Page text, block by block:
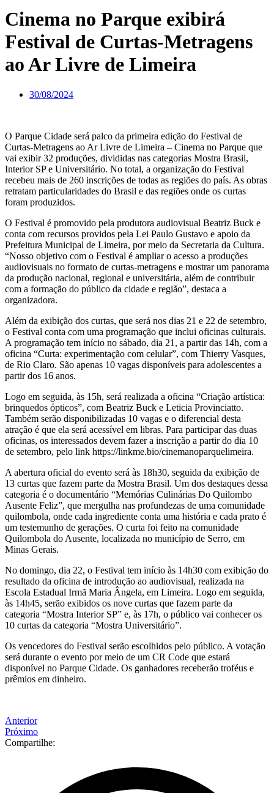
Cinema no Parque exibirá
Festival de Curtas-Metragens
ao Ar Livre de Limeira
30/08/2024
O Parque Cidade será palco da primeira edição do Festival de
Curtas-Metragens ao Ar Livre de Limeira – Cinema no Parque que
vai exibir 32 produções, divididas nas categorias Mostra Brasil,
Interior SP e Universitário. No total, a organização do Festival
recebeu mais de 260 inscrições de todas as regiões do país. As obras
retratam particularidades do Brasil e das regiões onde os curtas
foram produzidos.
O Festival é promovido pela produtora audiovisual Beatriz Buck e
conta com recursos providos pela Lei Paulo Gustavo e apoio da
Prefeitura Municipal de Limeira, por meio da Secretaria da Cultura.
“Nosso objetivo com o Festival é ampliar o acesso a produções
audiovisuais no formato de curtas-metragens e mostrar um panorama
da produção nacional, regional e universitária, além de contribuir
com a formação do público da cidade e região”, destaca a
organizadora.
Além da exibição dos curtas, que será nos dias 21 e 22 de setembro,
o Festival conta com uma programação que inclui oficinas culturais.
A programação tem início no sábado, dia 21, a partir das 14h, com a
oficina “Curta: experimentação com celular”, com Thierry Vasques,
de Rio Claro. São apenas 10 vagas disponíveis para adolescentes a
partir dos 16 anos.
Logo em seguida, às 15h, será realizada a oficina “Criação artística:
brinquedos ópticos”, com Beatriz Buck e Leticia Provinciatto.
Também serão disponibilizadas 10 vagas e o diferencial desta
atração é que ela será acessível em libras. Para participar das duas
oficinas, os interessados devem fazer a inscrição a partir do dia 10
de setembro, pelo link https://linkme.bio/cinemanoparquelimeira.
A abertura oficial do evento será às 18h30, seguida da exibição de
13 curtas que fazem parte da Mostra Brasil. Um dos destaques dessa
categoria é o documentário “Memórias Culinárias Do Quilombo
Ausente Feliz”, que mergulha nas profundezas de uma comunidade
quilombola, onde cada ingrediente conta uma história e cada prato é
um testemunho de gerações. O curta foi feito na comunidade
Quilombola do Ausente, localizada no município de Serro, em
Minas Gerais.
No domingo, dia 22, o Festival tem início às 14h30 com exibição do
resultado da oficina de introdução ao audiovisual, realizada na
Escola Estadual Irmã Maria Ângela, em Limeira. Logo em seguida,
às 14h45, serão exibidos os nove curtas que fazem parte da
categoria “Mostra Interior SP” e, às 17h, o público vai conhecer os
10 curtas da categoria “Mostra Universitário”.
Os vencedores do Festival serão escolhidos pelo público. A votação
será durante o evento por meio de um CR Code que estará
disponível no Parque Cidade. Os ganhadores receberão troféus e
prêmios em dinheiro.
Anterior
Próximo
Compartilhe: